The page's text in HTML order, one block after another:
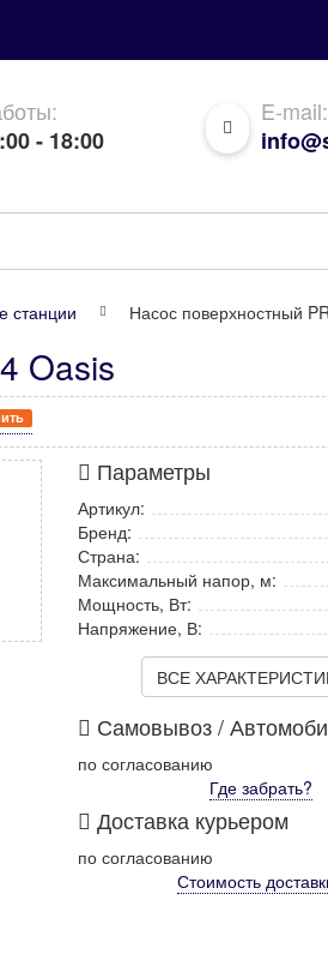
- 18:00
E-mail:
станции Насос поверхностный
Oasis
Параметры
Артикул:
Бренд:
Страна:
Максимальный напор, м:
Мощность, Вт:
Напряжение, В:
ВСЕ
Самовывоз /
по согласованию
Где забрать?
Доставка курьером
по согласованию
Стоимость